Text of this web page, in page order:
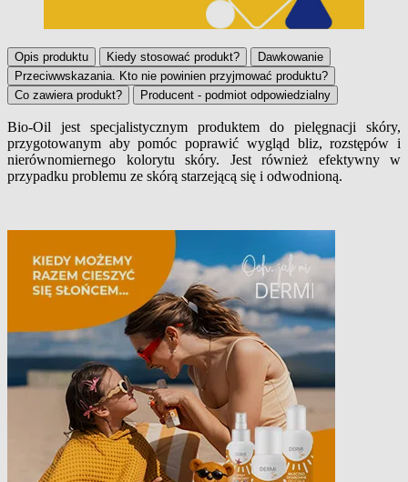
Opis produktu Kiedy stosować produkt?
Dawkowanie
Przeciwwskazania. Kto nie powinien przyjmować produktu?
Co zawiera produkt?
Producent - podmiot odpowiedzialny
Opis produktu
Bio-Oil jest specjalistycznym produktem do pielęgnacji skóry,
przygotowanym aby pomóc poprawić wygląd bliz, rozstępów i
nierównomiernego kolorytu skóry. Jest również efektywny w
przypadku problemu ze skórą starzejącą się i odwodnioną.